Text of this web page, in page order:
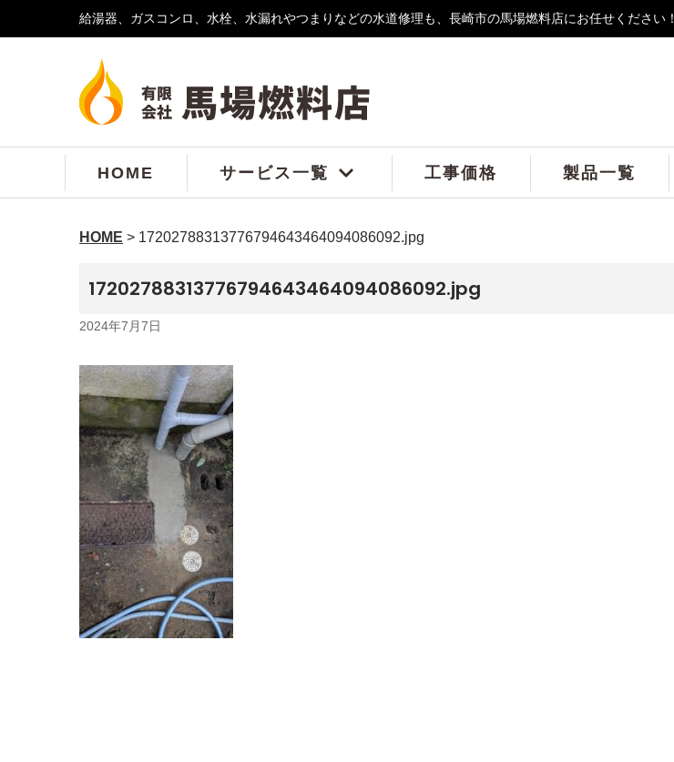
給湯器、ガスコンロ、水栓、水漏れやつまりなどの水道修理も、長崎市の馬場燃料店にお任せください！
HOME サービス一覧 工事価格 製品一覧
HOME > 17202788313776794643464094086092.jpg
17202788313776794643464094086092.jpg
2024年7月7日